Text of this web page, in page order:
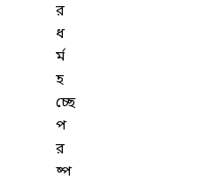
র
ধ
র্ম
হ
চ্ছে
প
র
ষ্প